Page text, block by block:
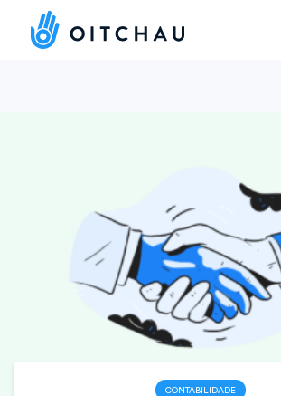
CONTABILIDADE